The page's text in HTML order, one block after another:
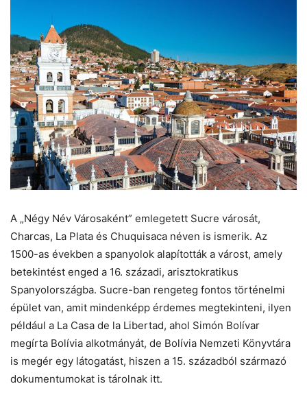
A „Négy Név Városaként” emlegetett Sucre városát,
Charcas, La Plata és Chuquisaca néven is ismerik. Az
1500-as években a spanyolok alapították a várost, amely
betekintést enged a 16. századi, arisztokratikus
Spanyolországba. Sucre-ban rengeteg fontos történelmi
épület van, amit mindenképp érdemes megtekinteni, ilyen
például a La Casa de la Libertad, ahol Simón Bolívar
megírta Bolívia alkotmányát, de Bolívia Nemzeti Könyvtára
is megér egy látogatást, hiszen a 15. századból származó
dokumentumokat is tárolnak itt.